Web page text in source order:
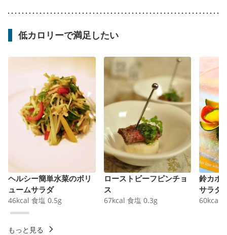
低カロリーで満足したい
ヘルシー簡単水菜のボリ
ュームサラダ
46kcal 食塩 0.5g
ローストビーフピンチョ
ス
67kcal 食塩 0.3g
鈴カボ
サラダ
60kcal
もっと見る